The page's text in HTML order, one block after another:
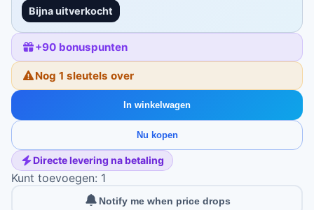
Bijna uitverkocht
+90 bonuspunten
Nog 1 sleutels over
In winkelwagen
Nu kopen
Directe levering na betaling
Kunt toevoegen: 1
Notify me when price drops